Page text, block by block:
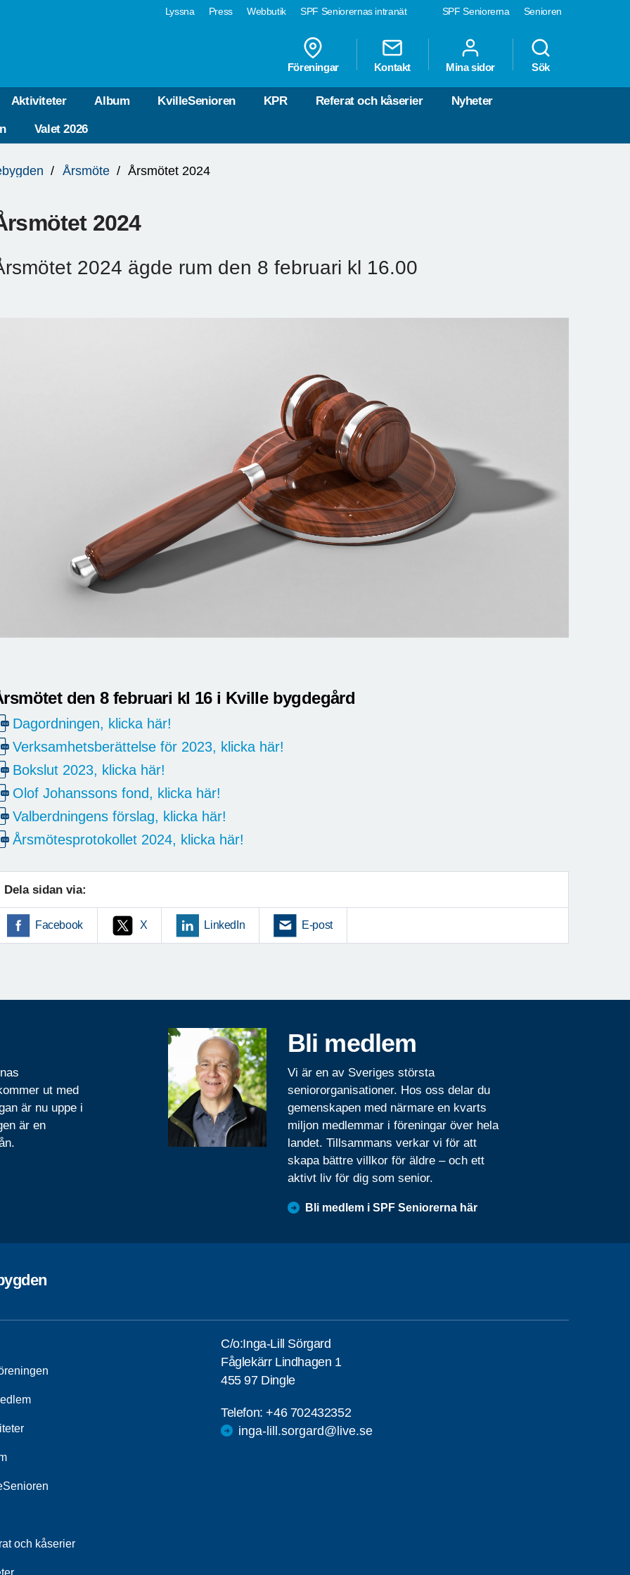
SPF Seniorerna Senioren
Lyssna Press Webbutik SPF Seniorernas intranät
Föreningar Kontakt Mina sidor Sök
Aktiviteter Album KvilleSenioren KPR Referat och kåserier Nyheter
Valet 2026
Årsmöte Årsmötet 2024
2024
2024 ägde rum den 8 februari kl 16.00
den 8 februari kl 16 i Kville bygdegård
Dagordningen, klicka här!
Verksamhetsberättelse för 2023, klicka här!
Bokslut 2023, klicka här!
Olof Johanssons fond, klicka här!
Valberdningens förslag, klicka här!
Årsmötesprotokollet 2024, klicka här!
Dela sidan via:
Facebook X LinkedIn E-post
ut med
är nu uppe i
är en
Bli medlem
Vi är en av Sveriges största
seniororganisationer. Hos oss delar du
gemenskapen med närmare en kvarts
miljon medlemmar i föreningar över hela
landet. Tillsammans verkar vi för att
skapa bättre villkor för äldre – och ett
aktivt liv för dig som senior.
Bli medlem i SPF Seniorerna här
och kåserier
C/o:Inga-Lill Sörgard
Fåglekärr Lindhagen 1
455 97 Dingle
Telefon:+46 702432352
inga-lill.sorgard@live.se